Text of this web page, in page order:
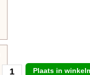
Plaats in